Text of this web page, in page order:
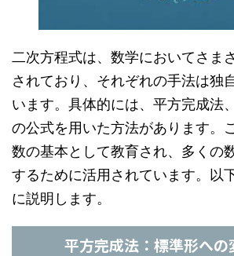
二次方程式は、数学においてさま
されており、それぞれの手法は独
います。具体的には、平方完成法
の公式を用いた方法があります。
数の基本として教育され、多くの
するために活用されています。以
に説明します。
平方完成法：標準形への